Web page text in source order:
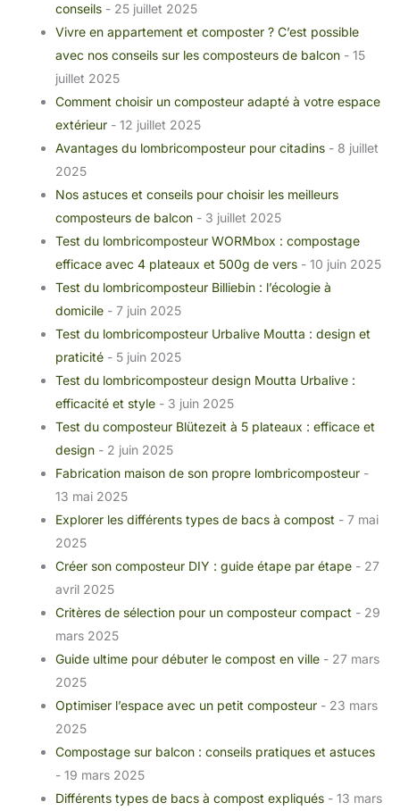
conseils - 25 juillet 2025
Vivre en appartement et composter ? C’est possible
avec nos conseils sur les composteurs de balcon - 15
juillet 2025
Comment choisir un composteur adapté à votre espace
extérieur - 12 juillet 2025
Avantages du lombricomposteur pour citadins - 8 juillet
2025
Nos astuces et conseils pour choisir les meilleurs
composteurs de balcon - 3 juillet 2025
Test du lombricomposteur WORMbox : compostage
efficace avec 4 plateaux et 500g de vers - 10 juin 2025
Test du lombricomposteur Billiebin : l’écologie à
domicile - 7 juin 2025
Test du lombricomposteur Urbalive Moutta : design et
praticité - 5 juin 2025
Test du lombricomposteur design Moutta Urbalive :
efficacité et style - 3 juin 2025
Test du composteur Blütezeit à 5 plateaux : efficace et
design - 2 juin 2025
Fabrication maison de son propre lombricomposteur -
13 mai 2025
Explorer les différents types de bacs à compost - 7 mai
2025
Créer son composteur DIY : guide étape par étape - 27
avril 2025
Critères de sélection pour un composteur compact - 29
mars 2025
Guide ultime pour débuter le compost en ville - 27 mars
2025
Optimiser l’espace avec un petit composteur - 23 mars
2025
Compostage sur balcon : conseils pratiques et astuces
- 19 mars 2025
Différents types de bacs à compost expliqués - 13 mars